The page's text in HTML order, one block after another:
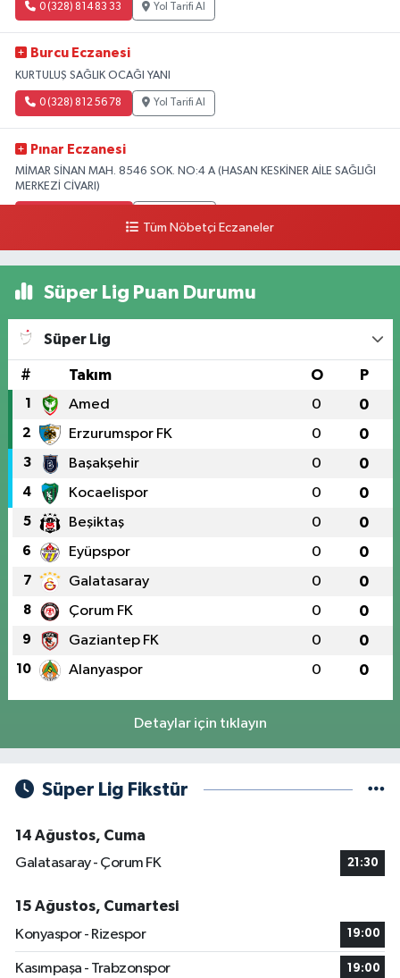
0 (328) 814 83 33 Yol Tarifi Al
Burcu Eczanesi
KURTULUŞ SAĞLIK OCAĞI YANI
0 (328) 812 56 78 Yol Tarifi Al
Pınar Eczanesi
MİMAR SİNAN MAH. 8546 SOK. NO:4 A (HASAN KESKİNER AİLE SAĞLIĞI
MERKEZİ CİVARI)
Tüm Nöbetçi Eczaneler
Süper Lig Puan Durumu
Süper Lig
# Takım O P
1 Amed 0 0
2 Erzurumspor FK 0 0
3 Başakşehir 0 0
4 Kocaelispor 0 0
5 Beşiktaş 0 0
6 Eyüpspor 0 0
7 Galatasaray 0 0
8 Çorum FK 0 0
9 Gaziantep FK 0 0
10 Alanyaspor 0 0
Detaylar için tıklayın
Süper Lig Fikstür
14 Ağustos, Cuma
Galatasaray - Çorum FK
21:30
15 Ağustos, Cumartesi
Konyaspor - Rizespor
19:00
Kasımpaşa - Trabzonspor 19:00